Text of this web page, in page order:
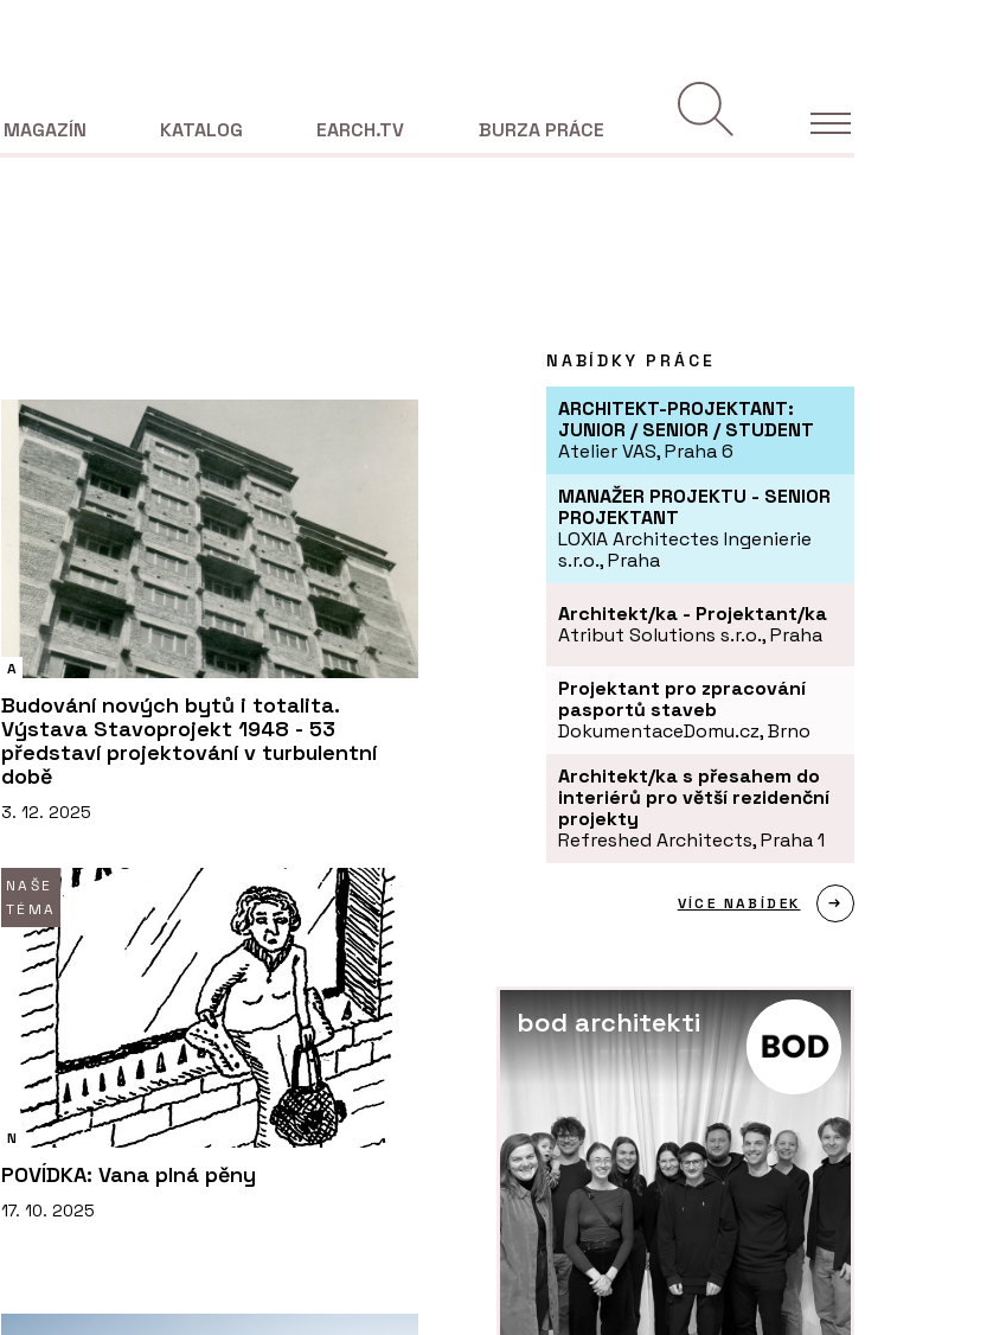
MAGAZÍN KATALOG EARCH.TV BURZA PRÁCE
A
Budování nových bytů i totalita.
Výstava Stavoprojekt 1948 - 53
představí projektování v turbulentní
době
3. 12. 2025
NAŠE
TÉMA
N
POVÍDKA: Vana plná pěny
17. 10. 2025
NABÍDKY PRÁCE
ARCHITEKT-PROJEKTANT:
JUNIOR / SENIOR / STUDENT
Atelier VAS, Praha 6
MANAŽER PROJEKTU - SENIOR
PROJEKTANT
LOXIA Architectes Ingenierie
s.r.o., Praha
Architekt/ka - Projektant/ka
Atribut Solutions s.r.o., Praha
Projektant pro zpracování
pasportů staveb
DokumentaceDomu.cz, Brno
Architekt/ka s přesahem do
interiérů pro větší rezidenční
projekty
Refreshed Architects, Praha 1
VÍCE NABÍDEK
bod architekti